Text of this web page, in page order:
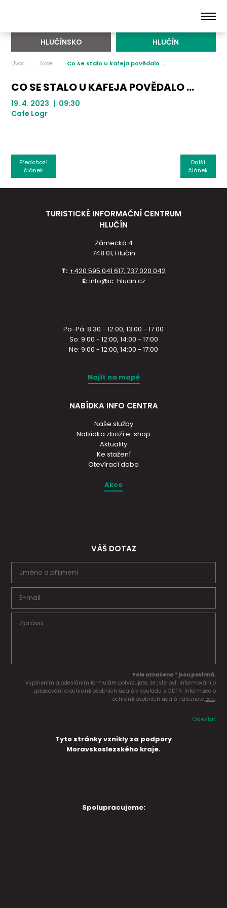
HLUČÍNSKO HLUČÍN
Úvod Akce Co se stalo u kafeja povědalo ...
CO SE STALO U KAFEJA POVĚDALO ...
19. 4. 2023 | 09:30
Cafe Logr
Další
článek
Předchozí
článek
TURISTICKÉ INFORMAČNÍ CENTRUM
HLUČÍN
Zámecká 4
748 01, Hlučín
T: +420 595 041 617, 737 020 042
E:info@ic-hlucin.cz
Po-Pá: 8:30 - 12:00, 13:00 - 17:00
So: 9:00 - 12:00, 14:00 - 17:00
Ne: 9:00 - 12:00, 14:00 - 17:00
Najít na mapě
NABÍDKA INFO CENTRA
Naše služby
Nabídka zboží e-shop
Aktuality
Ke stažení
Otevírací doba
Akce
VÁŠ DOTAZ
Pole označena * jsou povinná.
Vyplněním a odesláním formuláře potvrzujete, že jste byli informováni o
zpracování a ochraně osobních údajů v souladu s GDPR. Informace o
ochraně osobních údajů naleznete zde.
Odeslat
Tyto stránky vznikly za podpory
Moravskoslezského kraje.
Spolupracujeme: